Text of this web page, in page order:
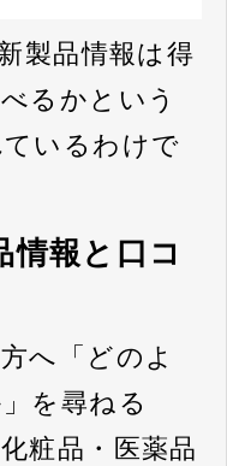
製品情報は得
るかという
いるわけで
情報と口コ
へ「どのよ
を尋ねる
粧品・医薬品